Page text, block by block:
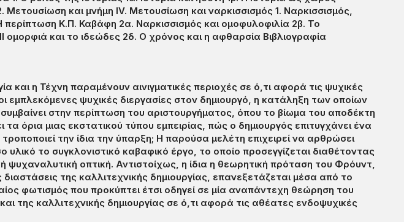
και μνήμη IV. Μετουσίωση και ναρκισσισμός 1. Ναρκισσισμός,
περίπτωση Κ.Π. Καβάφη 2α. Ναρκισσισμός και ομοφυλοφιλία 2β. Το
ομορφιά και το ιδεώδες 2δ. Ο χρόνος και η αφθαρσία Βιβλιογραφία
και η Τέχνη παραμένουν αινιγματικές περιοχές σε ό,τι αφορά τις ψυχικές
οι εμπλεκόμενες ψυχικές διεργασίες στον δημιουργό, η κατάληξη των οποίων
συμβαίνει στην περίπτωση του αριστουργήματος, όπου το βίωμα του αποδέκτη
τα όρια μιας εκστατικού τύπου εμπειρίας, πώς ο δημιουργός επιτυγχάνει ένα
την ίδια την ύπαρξη; Η παρούσα μελέτη επιχειρεί να αρθρώσει
υλικό το συγκλονιστικό καβαφικό έργο, το οποίο προσεγγίζεται διαθέτοντας
ψυχαναλυτική οπτική. Αντιστοίχως, η ίδια η θεωρητική πρόταση του Φρόυντ,
της καλλιτεχνικής δημιουργίας, επανεξετάζεται μέσα από το
φωτισμός που προκύπτει έτσι οδηγεί σε μία αναπάντεχη θεώρηση του
της καλλιτεχνικής δημιουργίας σε ό,τι αφορά τις αθέατες ενδοψυχικές